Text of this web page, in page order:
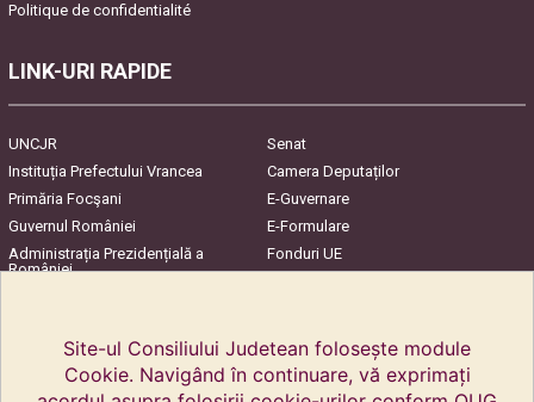
Politique de confidentialité
LINK-URI RAPIDE
UNCJR
Senat
Instituția Prefectului Vrancea
Camera Deputaților
Primăria Focşani
E-Guvernare
Guvernul României
E-Formulare
Administrația Prezidențială a
României
Fonduri UE
Site-ul Consiliului Judetean folosește module
Cookie. Navigând în continuare, vă exprimați